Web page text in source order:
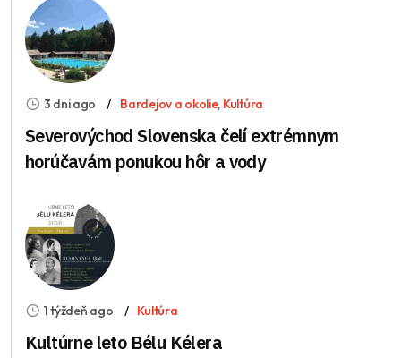
3 dni ago Bardejov a okolie, Kultúra
Severovýchod Slovenska čelí extrémnym
horúčavám ponukou hôr a vody
1 týždeň ago Kultúra
Kultúrne leto Bélu Kélera